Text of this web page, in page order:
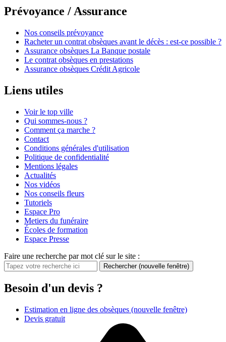
Prévoyance / Assurance
Nos conseils prévoyance
Racheter un contrat obsèques avant le décès : est-ce possible ?
Assurance obsèques La Banque postale
Le contrat obsèques en prestations
Assurance obsèques Crédit Agricole
Liens utiles
Voir le top ville
Qui sommes-nous ?
Comment ça marche ?
Contact
Conditions générales d'utilisation
Politique de confidentialité
Mentions légales
Actualités
Nos vidéos
Nos conseils fleurs
Tutoriels
Espace Pro
Metiers du funéraire
Écoles de formation
Espace Presse
Faire une recherche par mot clé sur le site :
Rechercher (nouvelle fenêtre)
Besoin d'un devis ?
Estimation en ligne des obsèques (nouvelle fenêtre)
Devis gratuit